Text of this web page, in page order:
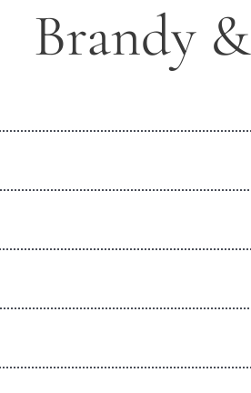
Brandy